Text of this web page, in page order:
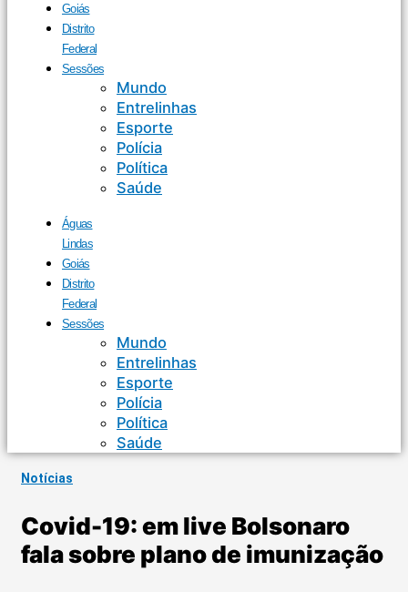
Goiás
Distrito
Federal
Sessões
Mundo
Entrelinhas
Esporte
Polícia
Política
Saúde
Águas
Lindas
Goiás
Distrito
Federal
Sessões
Mundo
Entrelinhas
Esporte
Polícia
Política
Saúde
Notícias
Covid-19: em live Bolsonaro
fala sobre plano de imunização